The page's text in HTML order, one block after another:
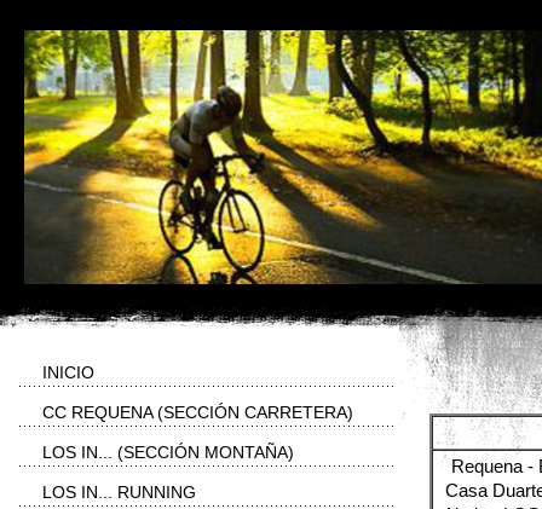
Requena -
Casa
INICIO
CC REQUENA (SECCIÓN CARRETERA)
LOS IN... (SECCIÓN MONTAÑA)
LOS IN... RUNNING